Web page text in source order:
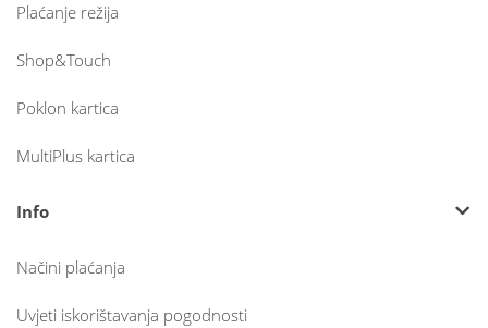
Plaćanje režija
Shop&Touch
Poklon kartica
MultiPlus kartica
Info
Načini plaćanja
Uvjeti iskorištavanja pogodnosti